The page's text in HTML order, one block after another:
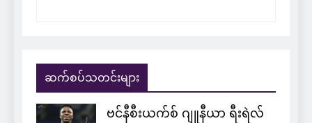
ဆက်စပ်သတင်းများ
ဗင်နီစီးယက်စ် ဂျူနီယာ ရီးရဲလ်